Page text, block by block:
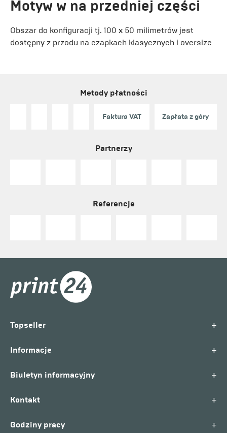
Motyw w na przedniej części
Obszar do konfiguracji tj. 100 x 50 milimetrów jest
dostępny z przodu na czapkach klasycznych i oversize
Metody płatności
Faktura VAT Zapłata z góry
Partnerzy
Referencje
Topseller +
Informacje +
Biuletyn informacyjny +
Kontakt +
Godziny pracy +